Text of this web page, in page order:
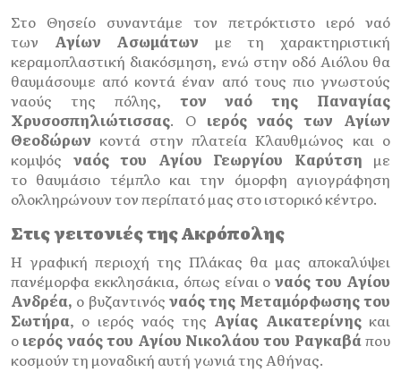
Στο Θησείο συναντάμε τον πετρόκτιστο ιερό ναό
των Αγίων Ασωμάτων με τη χαρακτηριστική
κεραμοπλαστική διακόσμηση, ενώ στην οδό Αιόλου θα
θαυμάσουμε από κοντά έναν από τους πιο γνωστούς
ναούς της πόλης, τον ναό της Παναγίας
Χρυσοσπηλιώτισσας. Οιερός ναός των Αγίων
Θεοδώρων κοντά στην πλατεία Κλαυθμώνος και ο
κομψός ναός του Αγίου Γεωργίου Καρύτση με
το θαυμάσιο τέμπλο και την όμορφη αγιογράφηση
ολοκληρώνουν τον περίπατό μας στο ιστορικό κέντρο.
Στις γειτονιές της Ακρόπολης
Η γραφική περιοχή της Πλάκας θα μας αποκαλύψει
πανέμορφα εκκλησάκια, όπως είναι ο ναός του Αγίου
Ανδρέα, ο βυζαντινός ναός της Μεταμόρφωσης του
Σωτήρα, ο ιερός ναός της Αγίας Αικατερίνης και
ο ιερός ναός του Αγίου Νικολάου του Ραγκαβάπου
κοσμούν τη μοναδική αυτή γωνιά της Αθήνας.